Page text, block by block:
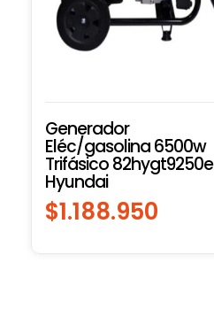
Generador
Eléc/gasolina 6500w
Trifásico 82hygt9250e
Hyundai
$1.188.950